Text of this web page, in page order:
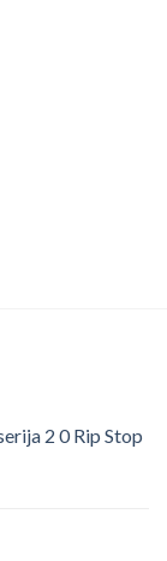
2 0 Rip Stop